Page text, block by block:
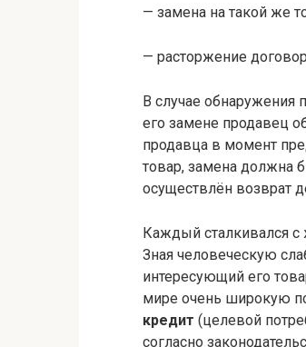
— замена на такой же
— расторжение
В случае обнаружения
его замене продавец
продавца в момент
товар, замена должна
осуществлён возврат
Каждый сталкивался
Зная человеческую
интересующий его
мире очень широкую
кредит (целевой
согласно